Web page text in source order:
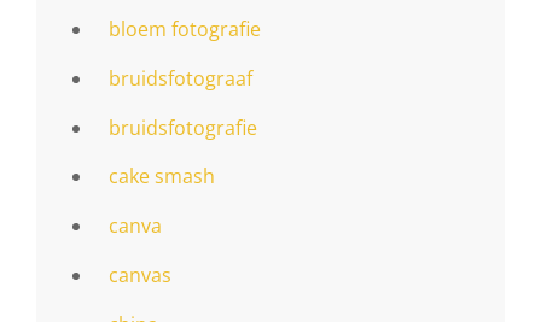
bloem fotografie
bruidsfotograaf
bruidsfotografie
cake smash
canva
canvas